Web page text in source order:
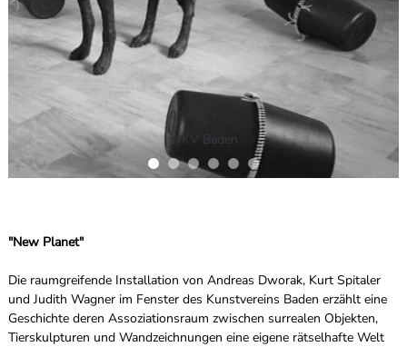
© KV Baden
"New Planet"
Die raumgreifende Installation von Andreas Dworak, Kurt Spitaler
und Judith Wagner im Fenster des Kunstvereins Baden erzählt eine
Geschichte deren Assoziationsraum zwischen surrealen Objekten,
Tierskulpturen und Wandzeichnungen eine eigene rätselhafte Welt